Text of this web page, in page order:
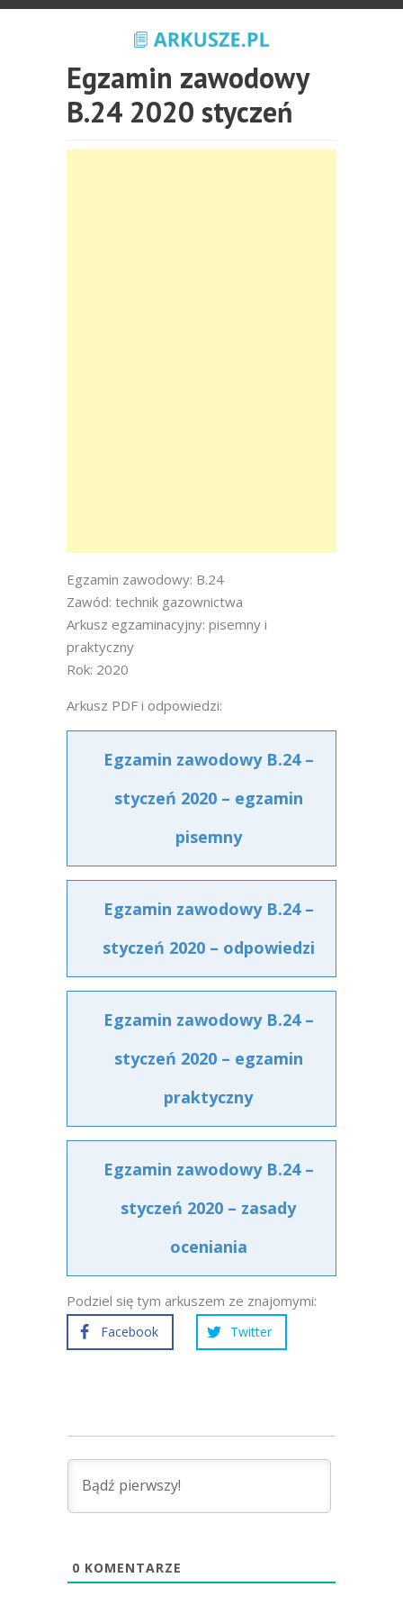
Egzamin zawodowy
B.24 2020 styczeń
Egzamin zawodowy: B.24
Zawód: technik gazownictwa
Arkusz egzaminacyjny: pisemny i
praktyczny
Rok: 2020
Arkusz PDF i odpowiedzi:
Egzamin zawodowy B.24 –
styczeń 2020 – egzamin
pisemny
Egzamin zawodowy B.24 –
styczeń 2020 – odpowiedzi
Egzamin zawodowy B.24 –
styczeń 2020 – egzamin
praktyczny
Egzamin zawodowy B.24 –
styczeń 2020 – zasady
oceniania
Podziel się tym arkuszem ze znajomymi:
Facebook Twitter
0 KOMENTARZE